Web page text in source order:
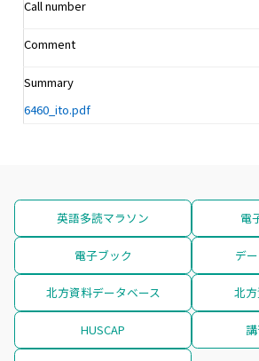
Call number
Comment
Summary
6460_ito.pdf
英語多読マラソン 電
電子ブック デ
北方資料データベース 北
HUSCAP